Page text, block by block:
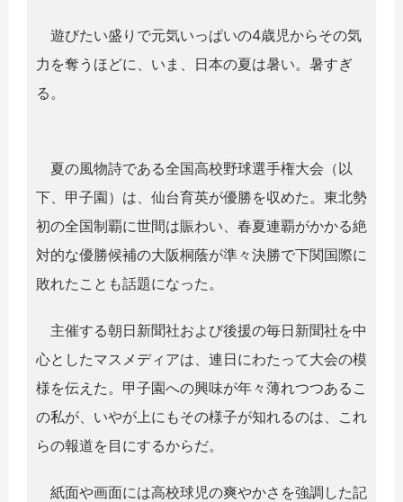
遊びたい盛りで元気いっぱいの4歳児からその気
力を奪うほどに、いま、日本の夏は暑い。暑すぎ
る。
夏の風物詩である全国高校野球選手権大会（以
下、甲子園）は、仙台育英が優勝を収めた。東北勢
初の全国制覇に世間は賑わい、春夏連覇がかかる絶
対的な優勝候補の大阪桐蔭が準々決勝で下関国際に
敗れたことも話題になった。
主催する朝日新聞社および後援の毎日新聞社を中
心としたマスメディアは、連日にわたって大会の模
様を伝えた。甲子園への興味が年々薄れつつあるこ
の私が、いやが上にもその様子が知れるのは、これ
らの報道を目にするからだ。
紙面や画面には高校球児の爽やかさを強調した記